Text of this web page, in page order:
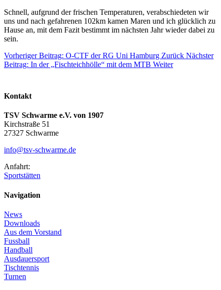
Schnell, aufgrund der frischen Temperaturen, verabschiedeten wir
uns und nach gefahrenen 102km kamen Maren und ich glücklich zu
Hause an, mit dem Fazit bestimmt im nächsten Jahr wieder dabei zu
sein.
Vorheriger Beitrag: O-CTF der RG Uni Hamburg Zurück Nächster
Beitrag: In der „Fischteichhölle“ mit dem MTB Weiter
Kontakt
TSV Schwarme e.V. von 1907
Kirchstraße 51
27327 Schwarme
info@tsv-schwarme.de
Anfahrt:
Sportstätten
Navigation
News
Downloads
Aus dem Vorstand
Fussball
Handball
Ausdauersport
Tischtennis
Turnen